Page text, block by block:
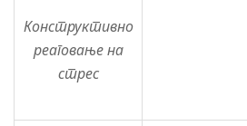
Конструктивно
реаговање на
стрес